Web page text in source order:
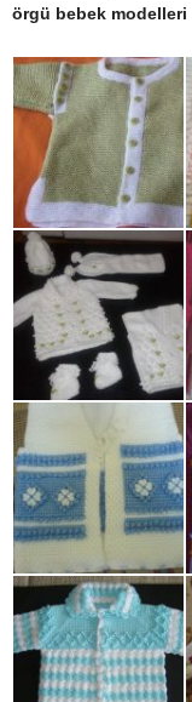
örgü bebek modelleri